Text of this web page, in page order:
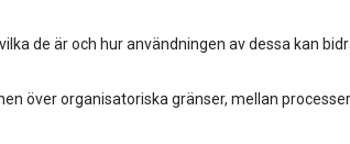
de är och hur användningen av dessa kan
över organisatoriska gränser, mellan